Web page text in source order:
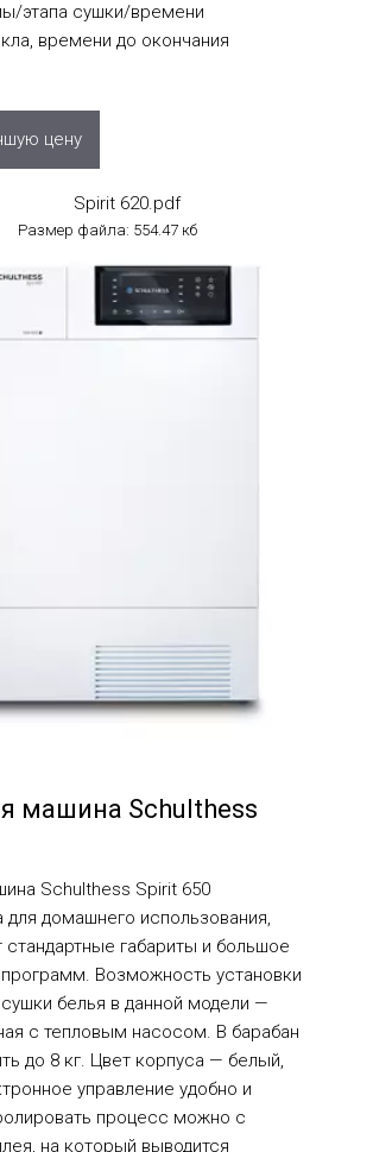
этапа сушки/времени
времени до окончания
цену
Spirit 620.pdf
Размер файла: 554.47 кб
машина Schulthess
Schulthess Spirit 650
для домашнего использования,
стандартные габариты и большое
Возможность установки
белья в данной модели —
с тепловым насосом. В барабан
до 8 кг. Цвет корпуса — белый,
управление удобно и
процесс можно с
на который выводится